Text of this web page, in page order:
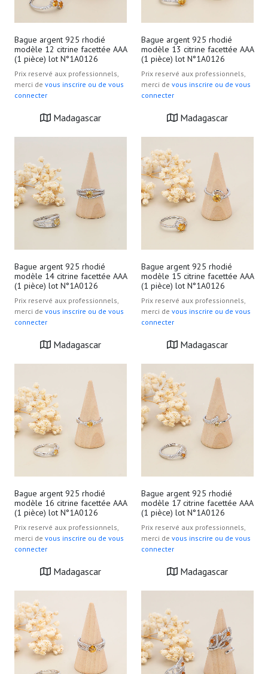
Bague argent 925 rhodié
modèle 12 citrine facettée AAA
(1 pièce) lot N°1A0126
Prix reservé aux professionnels,
merci de vous inscrire ou de vous
connecter
Madagascar
Bague argent 925 rhodié
modèle 13 citrine facettée AAA
(1 pièce) lot N°1A0126
Prix reservé aux professionnels,
merci de vous inscrire ou de vous
connecter
Madagascar
Bague argent 925 rhodié
modèle 14 citrine facettée AAA
(1 pièce) lot N°1A0126
Prix reservé aux professionnels,
merci de vous inscrire ou de vous
connecter
Madagascar
Bague argent 925 rhodié
modèle 15 citrine facettée AAA
(1 pièce) lot N°1A0126
Prix reservé aux professionnels,
merci de vous inscrire ou de vous
connecter
Madagascar
Bague argent 925 rhodié
modèle 16 citrine facettée AAA
(1 pièce) lot N°1A0126
Prix reservé aux professionnels,
merci de vous inscrire ou de vous
connecter
Madagascar
Bague argent 925 rhodié
modèle 17 citrine facettée AAA
(1 pièce) lot N°1A0126
Prix reservé aux professionnels,
merci de vous inscrire ou de vous
connecter
Madagascar